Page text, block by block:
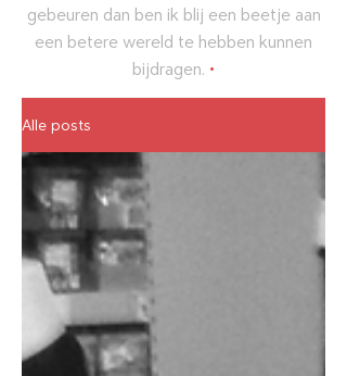
gebeuren dan ben ik blij een beetje aan
een betere wereld te hebben kunnen
bijdragen. •
Alle posts